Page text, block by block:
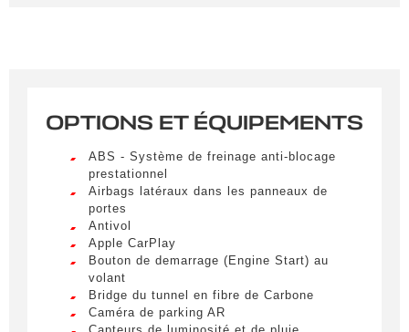
Remplissez le formulaire ci-dessous pour recevoir
une notification par e-mail dès qu’un véhicule
correspondant à vos critères sera disponible.
Civilité *
M.
LIVRAISON PARTOUT EN
FRANCE
OPTIONS ET ÉQUIPEMENTS
ABS - Système de freinage anti-blocage
prestationnel
Airbags latéraux dans les panneaux de
portes
Antivol
Apple CarPlay
Bouton de demarrage (Engine Start) au
volant
Bridge du tunnel en fibre de Carbone
Caméra de parking AR